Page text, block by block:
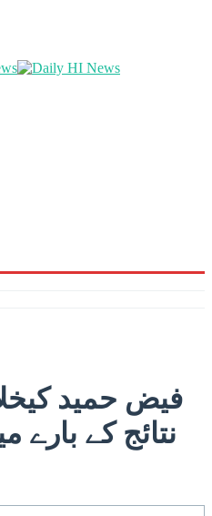
فیض حمید
نتائج کے بارے